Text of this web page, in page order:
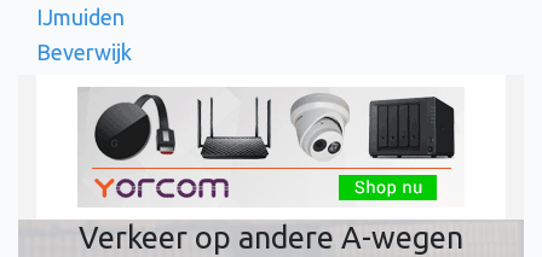
IJmuiden
Beverwijk
Verkeer op andere A-wegen